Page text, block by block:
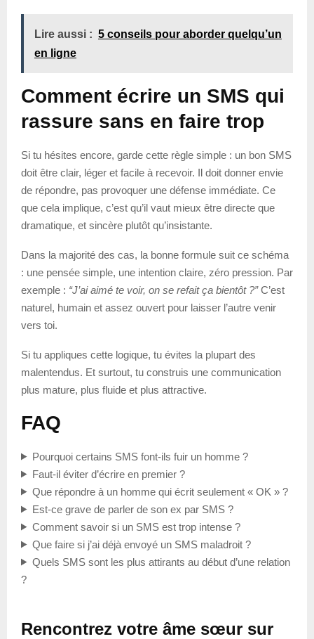
Lire aussi : 5 conseils pour aborder quelqu’un
en ligne
Comment écrire un SMS qui
rassure sans en faire trop
Si tu hésites encore, garde cette règle simple : un bon SMS
doit être clair, léger et facile à recevoir. Il doit donner envie
de répondre, pas provoquer une défense immédiate. Ce
que cela implique, c’est qu’il vaut mieux être directe que
dramatique, et sincère plutôt qu’insistante.
Dans la majorité des cas, la bonne formule suit ce schéma
: une pensée simple, une intention claire, zéro pression. Par
exemple : “J’ai aimé te voir, on se refait ça bientôt ?”C’est
naturel, humain et assez ouvert pour laisser l’autre venir
vers toi.
Si tu appliques cette logique, tu évites la plupart des
malentendus. Et surtout, tu construis une communication
plus mature, plus fluide et plus attractive.
FAQ
Pourquoi certains SMS font-ils fuir un homme ?
Faut-il éviter d’écrire en premier ?
Que répondre à un homme qui écrit seulement « OK » ?
Est-ce grave de parler de son ex par SMS ?
Comment savoir si un SMS est trop intense ?
Que faire si j’ai déjà envoyé un SMS maladroit ?
Quels SMS sont les plus attirants au début d’une relation
?
Rencontrez votre âme sœur sur